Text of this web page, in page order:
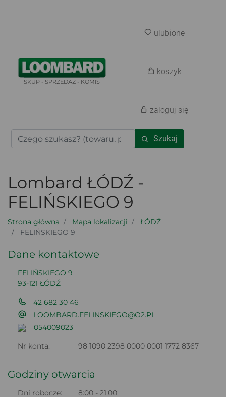
SKUP - SPRZEDAŻ - KOMIS
Szukaj
ulubione
koszyk
zaloguj się
Lombard ŁÓDŹ -
FELIŃSKIEGO 9
Strona główna Mapa lokalizacji
ŁÓDŹ
FELIŃSKIEGO 9
Dane kontaktowe
FELIŃSKIEGO 9
93-121 ŁÓDŹ
42 682 30 46
LOOMBARD.FELINSKIEGO@O2.PL
054009023
Nr konta: 98 1090 2398 0000 0001 1772 8367
Godziny otwarcia
Dni robocze:
8:00 - 21:00